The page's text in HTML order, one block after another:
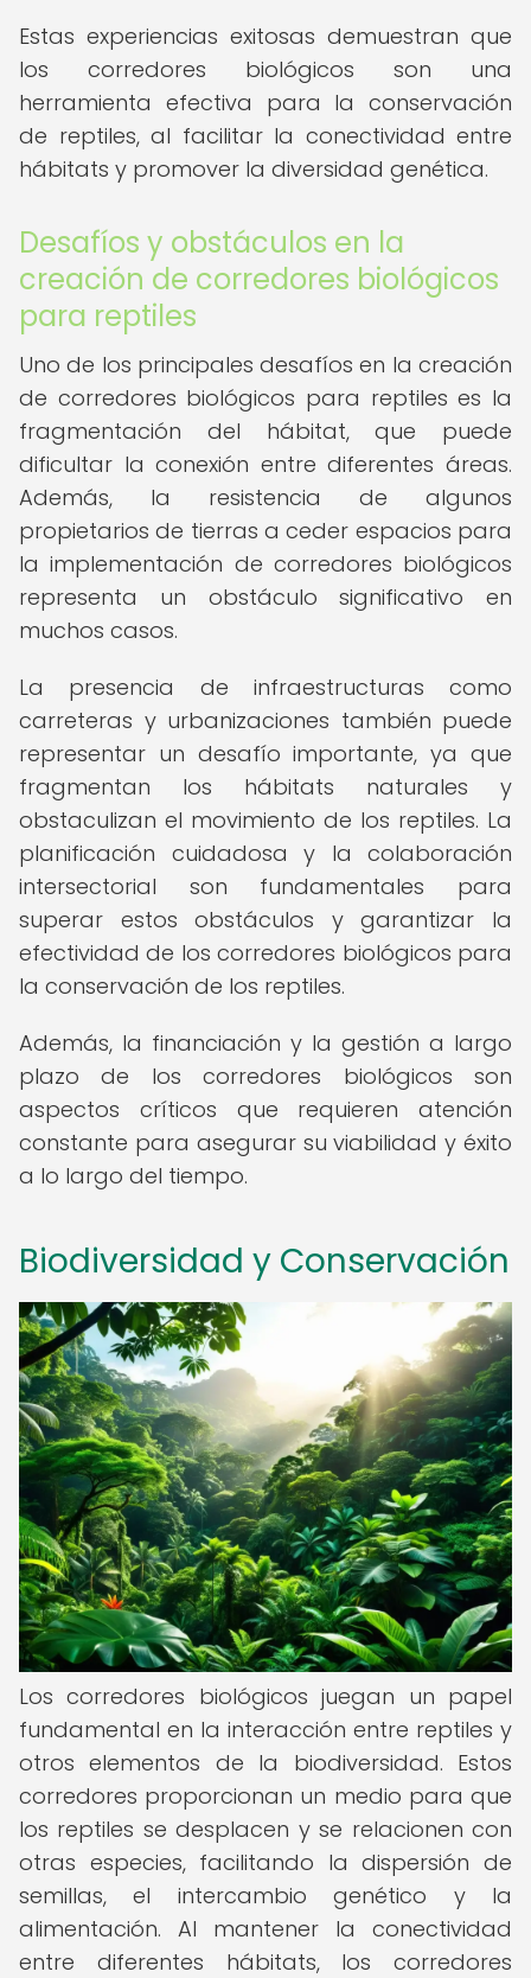
Estas experiencias exitosas demuestran que
los corredores biológicos son una
herramienta efectiva para la conservación
de reptiles, al facilitar la conectividad entre
hábitats y promover la diversidad genética.
Desafíos y obstáculos en la
creación de corredores biológicos
para reptiles
Uno de los principales desafíos en la creación
de corredores biológicos para reptiles es la
fragmentación del hábitat, que puede
dificultar la conexión entre diferentes áreas.
Además, la resistencia de algunos
propietarios de tierras a ceder espacios para
la implementación de corredores biológicos
representa un obstáculo significativo en
muchos casos.
La presencia de infraestructuras como
carreteras y urbanizaciones también puede
representar un desafío importante, ya que
fragmentan los hábitats naturales y
obstaculizan el movimiento de los reptiles. La
planificación cuidadosa y la colaboración
intersectorial son fundamentales para
superar estos obstáculos y garantizar la
efectividad de los corredores biológicos para
la conservación de los reptiles.
Además, la financiación y la gestión a largo
plazo de los corredores biológicos son
aspectos críticos que requieren atención
constante para asegurar su viabilidad y éxito
a lo largo del tiempo.
Biodiversidad y Conservación
Los corredores biológicos juegan un papel
fundamental en la interacción entre reptiles y
otros elementos de la biodiversidad. Estos
corredores proporcionan un medio para que
los reptiles se desplacen y se relacionen con
otras especies, facilitando la dispersión de
semillas, el intercambio genético y la
alimentación. Al mantener la conectividad
entre diferentes hábitats, los corredores